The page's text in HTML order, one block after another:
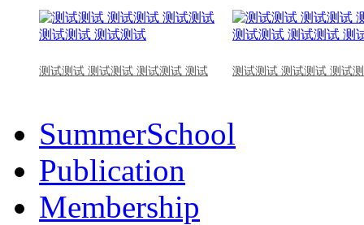
测试测试 测试测试 测试测试 测试 测试测试 测试测试 测试
SummerSchool
Publication
Membership